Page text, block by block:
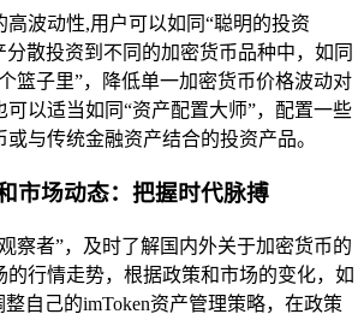
波动性,用户可以如同“聪明的投资
分散投资到不同的加密货币品种中，如同
篮子里”，降低单一加密货币价格波动对
以适当如同“资产配置大师”，配置一些
与传统金融资产结合的投资产品。
市场动态：把握时代脉搏
察者”，及时了解国内外关于加密货币的
的行情走势，根据政策和市场的变化，如
整自己的imToken资产管理策略，在政策